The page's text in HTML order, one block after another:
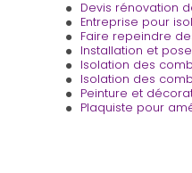
Devis rénovation
Entreprise pour
Faire repeindre
Installation et
Isolation des
Isolation des
Peinture et
Plaquiste pour